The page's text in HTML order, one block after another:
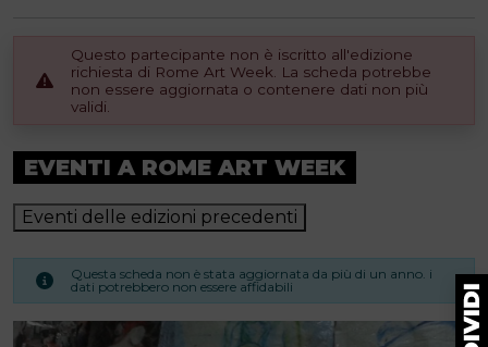
Questo partecipante non è iscritto all'edizione
richiesta di Rome Art Week. La scheda potrebbe
non essere aggiornata o contenere dati non più
validi.
EVENTI A ROME ART WEEK
Eventi delle edizioni precedenti
Questa scheda non è stata aggiornata da più di un anno. i
dati potrebbero non essere affidabili